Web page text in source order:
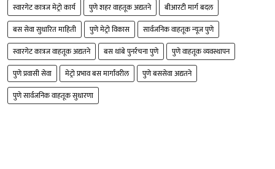
स्वारगेट कात्रज मेट्रो कार्य
पुणे शहर वाहतूक अद्यतने
बीआरटी मार्ग बदल
बस सेवा सुधारित माहिती
पुणे मेट्रो विकास
सार्वजनिक वाहतूक न्यूज पुणे
स्वारगेट कात्रज वाहतूक अद्यतने
बस थांबे पुनर्रचना पुणे
पुणे वाहतूक व्यवस्थापन
पुणे प्रवासी सेवा
मेट्रो प्रभाव बस मार्गांवरील
पुणे बससेवा अद्यतने
पुणे सार्वजनिक वाहतूक सुधारणा